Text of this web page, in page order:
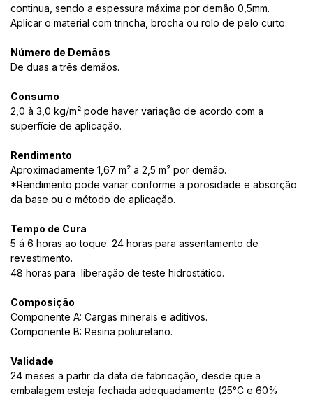
continua, sendo a espessura máxima por demão 0,5mm.
Aplicar o material com trincha, brocha ou rolo de pelo curto.
Número de Demãos
De duas a três demãos.
Consumo
2,0 à 3,0 kg/m² pode haver variação de acordo com a
superfície de aplicação.
Rendimento
Aproximadamente 1,67 m² a 2,5 m² por demão.
*Rendimento pode variar conforme a porosidade e absorção
da base ou o método de aplicação.
Tempo de Cura
5 á 6 horas ao toque. 24 horas para assentamento de
revestimento.
48 horas para liberação de teste hidrostático.
Composição
Componente A: Cargas minerais e aditivos.
Componente B: Resina poliuretano.
Validade
24 meses a partir da data de fabricação, desde que a
embalagem esteja fechada adequadamente (25°C e 60%